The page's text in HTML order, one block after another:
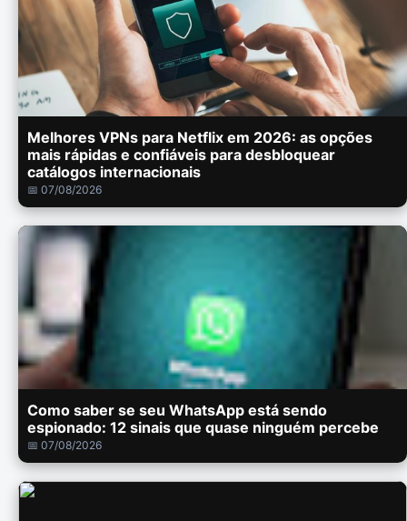
Melhores VPNs para Netflix em 2026: as opções
mais rápidas e confiáveis para desbloquear
catálogos internacionais
📅 07/08/2026
Como saber se seu WhatsApp está sendo
espionado: 12 sinais que quase ninguém percebe
📅 07/08/2026